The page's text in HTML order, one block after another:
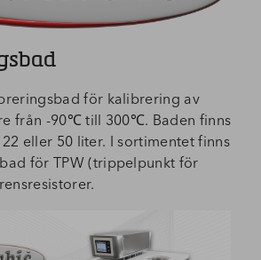
för kalibrering av
från -90℃ till 300℃. Baden finns
eller 50 liter. I sortimentet finns
för TPW (trippelpunkt för